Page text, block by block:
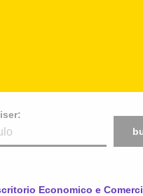
Economico e